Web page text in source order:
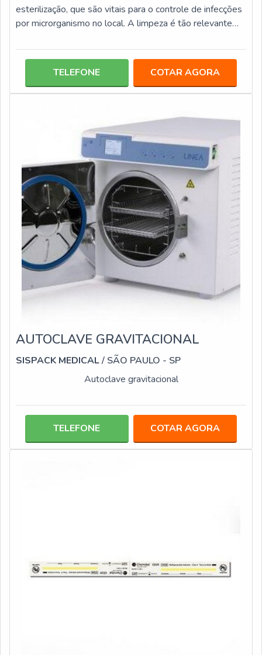
esterilização, que são vitais para o controle de infecções
por microrganismo no local. A limpeza é tão relevante
dela que o mesmo fique livre de agentes nocivos, que
simples, no qual basta o emprego de alguns elementos,
entre eles: Esponjas macias; Pano; Detergentes neutros
TELEFONE COTAR AGORA
AUTOCLAVE GRAVITACIONAL
SISPACK MEDICAL/ SÃO PAULO - SP
Autoclave gravitacional
TELEFONE COTAR AGORA